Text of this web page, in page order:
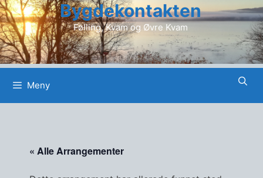
Hopp
til
innhold
Bygdekontakten
Følling, Kvam og Øvre Kvam
Meny
« Alle Arrangementer